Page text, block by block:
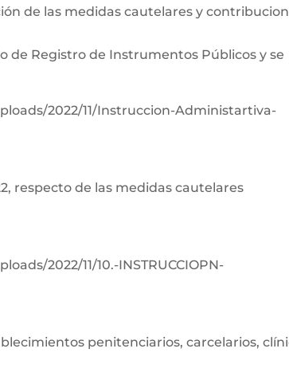
de las medidas cautelares y
de Registro de Instrumentos Públicos y se
2022/11/Instruccion-Administartiva-
respecto de las medidas cautelares
2022/11/10.-INSTRUCCIOPN-
penitenciarios, carcelarios,